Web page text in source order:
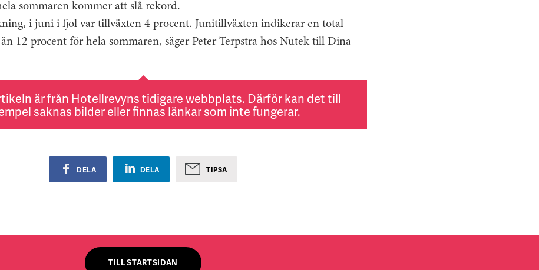
sommaren kommer att slå rekord.
i juni i fjol var tillväxten 4 procent. Junitillväxten indikerar en total
12 procent för hela sommaren, säger Peter Terpstra hos Nutek till Dina
är från Hotellrevyns tidigare webbplats. Därför kan det till
saknas bilder eller finnas länkar som inte fungerar.
DELA DELA TIPSA
TILL STARTSIDAN